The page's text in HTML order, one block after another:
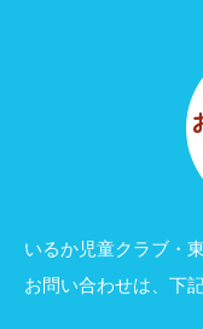
いるか児童クラブ・
お問い合わせは、 下